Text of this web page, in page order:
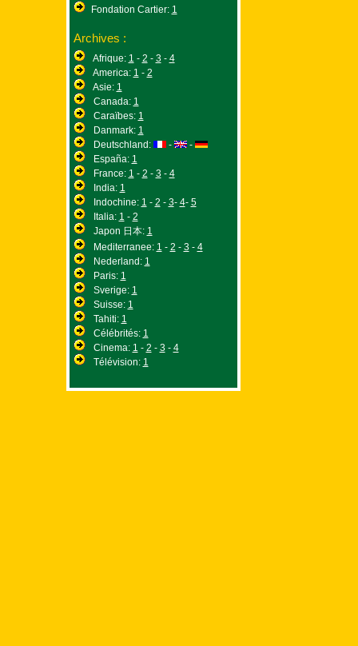
Fondation Cartier: 1
Archives :
Afrique: 1 - 2 - 3- 4
America: 1 - 2
Asie: 1
Canada: 1
Caraïbes: 1
Danmark: 1
Deutschland:
-
-
España: 1
France: 1 - 2 - 3- 4
India: 1
Indochine: 1 - 2 - 3- 4- 5
Italia: 1 - 2
Japon 日本: 1
Mediterranee: 1 - 2 - 3- 4
Nederland: 1
Paris: 1
Sverige: 1
Suisse: 1
Tahiti: 1
Célébrités: 1
Cinema: 1 - 2 - 3- 4
Télévision: 1